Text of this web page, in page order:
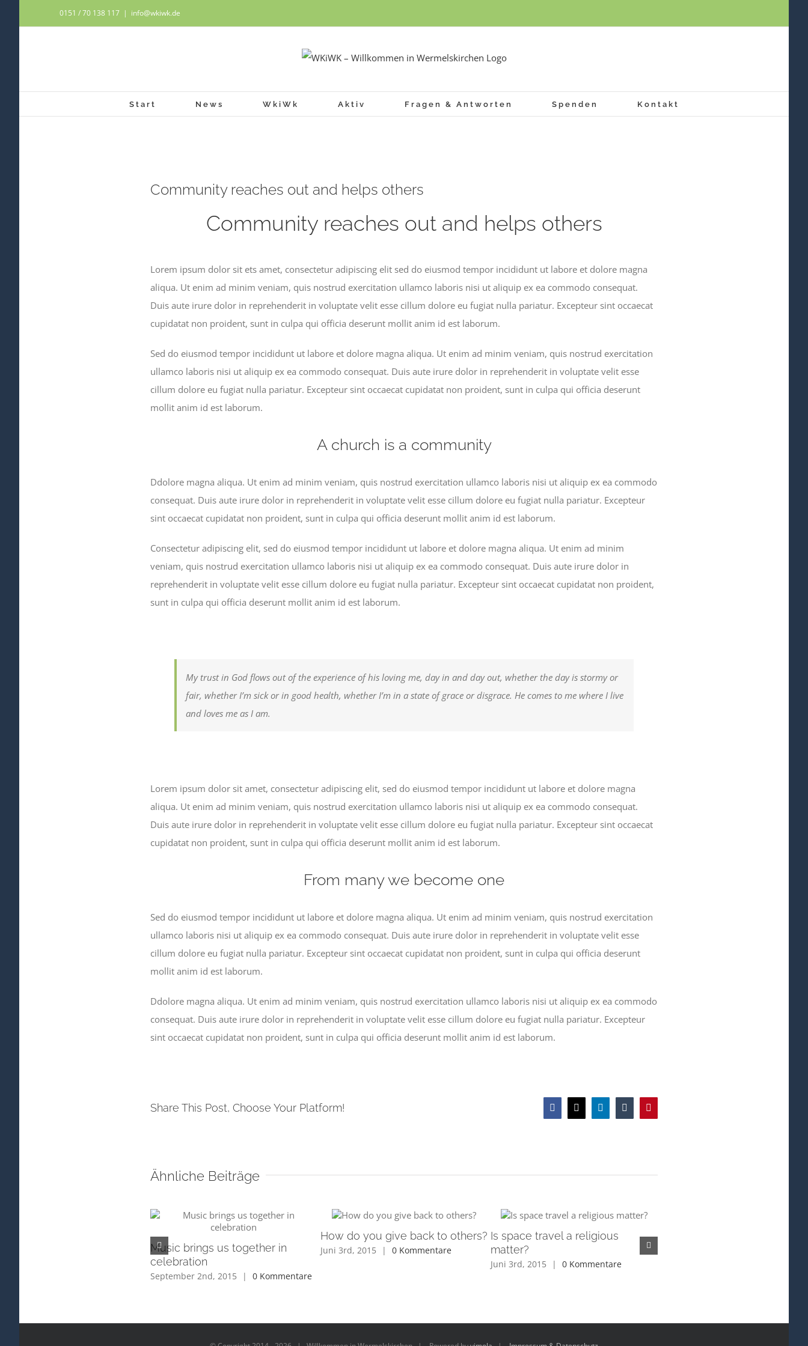
Inhalt
0151 / 70 138 117 | info@wkiwk.de
Start News WkiWk Aktiv Fragen & Antworten Spenden Kontakt
grösseres
Community reaches out and helps others
Community reaches out and helps others
Lorem ipsum dolor sit ets amet, consectetur adipiscing elit sed do eiusmod tempor incididunt ut labore et dolore magna
aliqua. Ut enim ad minim veniam, quis nostrud exercitation ullamco laboris nisi ut aliquip ex ea commodo consequat.
Duis aute irure dolor in reprehenderit in voluptate velit esse cillum dolore eu fugiat nulla pariatur. Excepteur sint occaecat
cupidatat non proident, sunt in culpa qui officia deserunt mollit anim id est laborum.
Sed do eiusmod tempor incididunt ut labore et dolore magna aliqua. Ut enim ad minim veniam, quis nostrud exercitation
ullamco laboris nisi ut aliquip ex ea commodo consequat. Duis aute irure dolor in reprehenderit in voluptate velit esse
cillum dolore eu fugiat nulla pariatur. Excepteur sint occaecat cupidatat non proident, sunt in culpa qui officia deserunt
mollit anim id est laborum.
A church is a community
Ddolore magna aliqua. Ut enim ad minim veniam, quis nostrud exercitation ullamco laboris nisi ut aliquip ex ea commodo
consequat. Duis aute irure dolor in reprehenderit in voluptate velit esse cillum dolore eu fugiat nulla pariatur. Excepteur
sint occaecat cupidatat non proident, sunt in culpa qui officia deserunt mollit anim id est laborum.
Consectetur adipiscing elit, sed do eiusmod tempor incididunt ut labore et dolore magna aliqua. Ut enim ad minim
veniam, quis nostrud exercitation ullamco laboris nisi ut aliquip ex ea commodo consequat. Duis aute irure dolor in
reprehenderit in voluptate velit esse cillum dolore eu fugiat nulla pariatur. Excepteur sint occaecat cupidatat non proident,
sunt in culpa qui officia deserunt mollit anim id est laborum.
My trust in God flows out of the experience of his loving me, day in and day out, whether the day is stormy or
fair, whether I’m sick or in good health, whether I’m in a state of grace or disgrace. He comes to me where I live
and loves me as I am.
Lorem ipsum dolor sit amet, consectetur adipiscing elit, sed do eiusmod tempor incididunt ut labore et dolore magna
aliqua. Ut enim ad minim veniam, quis nostrud exercitation ullamco laboris nisi ut aliquip ex ea commodo consequat.
Duis aute irure dolor in reprehenderit in voluptate velit esse cillum dolore eu fugiat nulla pariatur. Excepteur sint occaecat
cupidatat non proident, sunt in culpa qui officia deserunt mollit anim id est laborum.
From many we become one
Sed do eiusmod tempor incididunt ut labore et dolore magna aliqua. Ut enim ad minim veniam, quis nostrud exercitation
ullamco laboris nisi ut aliquip ex ea commodo consequat. Duis aute irure dolor in reprehenderit in voluptate velit esse
cillum dolore eu fugiat nulla pariatur. Excepteur sint occaecat cupidatat non proident, sunt in culpa qui officia deserunt
mollit anim id est laborum.
Ddolore magna aliqua. Ut enim ad minim veniam, quis nostrud exercitation ullamco laboris nisi ut aliquip ex ea commodo
consequat. Duis aute irure dolor in reprehenderit in voluptate velit esse cillum dolore eu fugiat nulla pariatur. Excepteur
sint occaecat cupidatat non proident, sunt in culpa qui officia deserunt mollit anim id est laborum.
Share This Post, Choose Your Platform! Facebook
X LinkedInTumblrPinterest
Ähnliche Beiträge
Music brings us together in
celebration
September 2nd, 2015 | 0 Kommentare
How do you give back to others?
Juni 3rd, 2015 | 0 Kommentare
Is space travel a religious
matter?
Juni 3rd, 2015 | 0 Kommentare